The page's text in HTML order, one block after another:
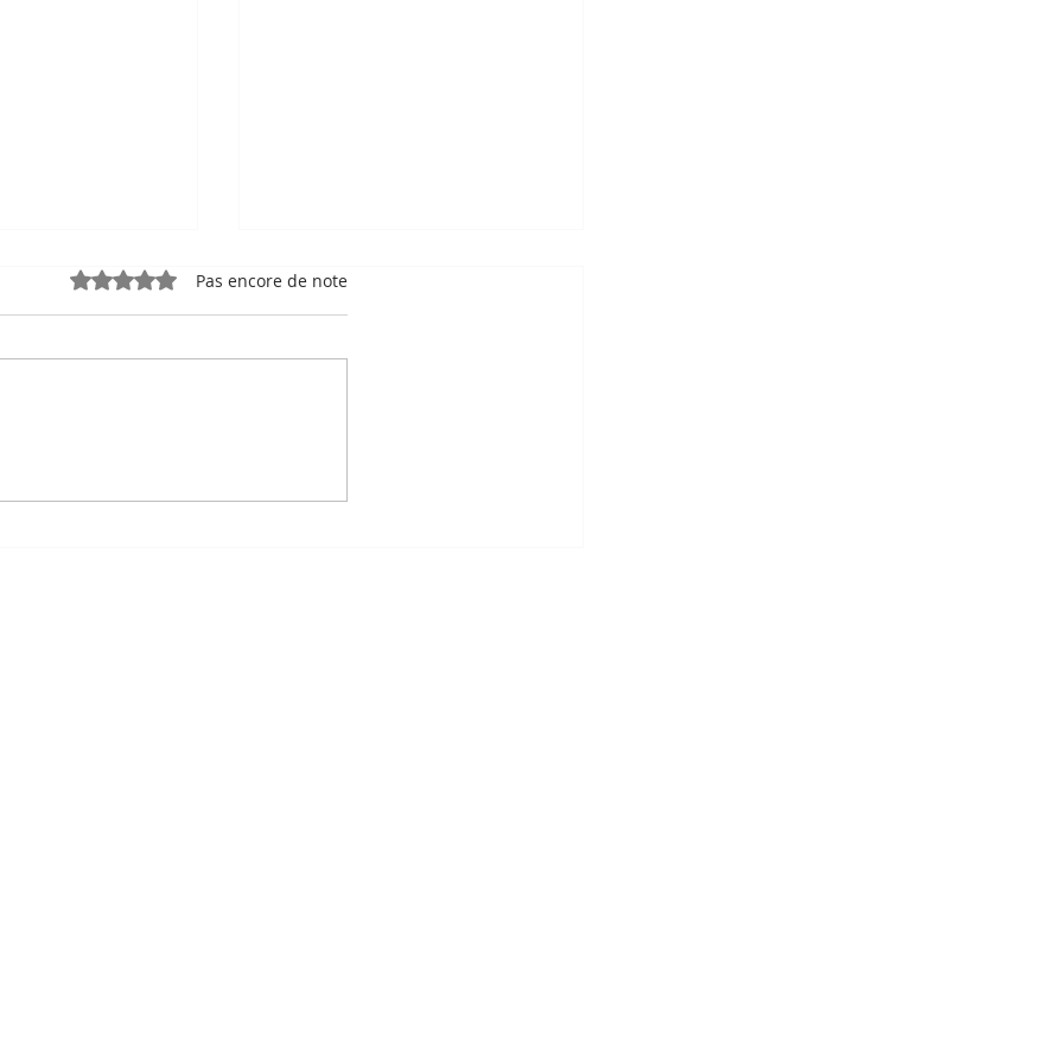
d'action
Board s'associe à Art for
Noté 0 étoile sur 5.Pas encore de note